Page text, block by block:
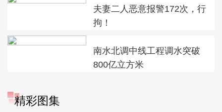
夫妻二人恶意报警172次，行
拘！
南水北调中线工程调水突破
800亿立方米
精彩图集